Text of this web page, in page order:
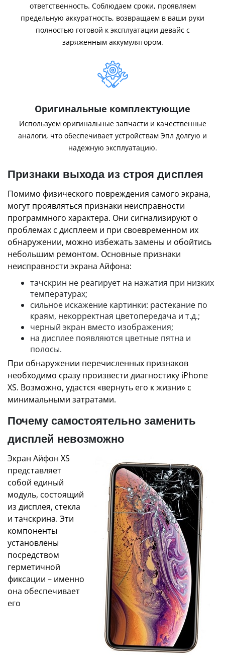
ответственность. Соблюдаем сроки, проявляем
предельную аккуратность, возвращаем в ваши руки
полностью готовой к эксплуатации девайс с
заряженным аккумулятором.
Оригинальные комплектующие
Используем оригинальные запчасти и качественные
аналоги, что обеспечивает устройствам Эпл долгую и
надежную эксплуатацию.
Признаки выхода из строя дисплея
Помимо физического повреждения самого экрана,
могут проявляться признаки неисправности
программного характера. Они сигнализируют о
проблемах с дисплеем и при своевременном их
обнаружении, можно избежать замены и обойтись
небольшим ремонтом. Основные признаки
неисправности экрана Айфона:
тачскрин не реагирует на нажатия при низких
температурах;
сильное искажение картинки: растекание по
краям, некорректная цветопередача и т.д.;
черный экран вместо изображения;
на дисплее появляются цветные пятна и
полосы.
При обнаружении перечисленных признаков
необходимо сразу произвести диагностику iPhone
XS. Возможно, удастся «вернуть его к жизни» с
минимальными затратами.
Почему самостоятельно заменить
дисплей невозможно
Экран Айфон XS
представляет
собой единый
модуль, состоящий
из дисплея, стекла
и тачскрина. Эти
компоненты
установлены
посредством
герметичной
фиксации – именно
она обеспечивает
его